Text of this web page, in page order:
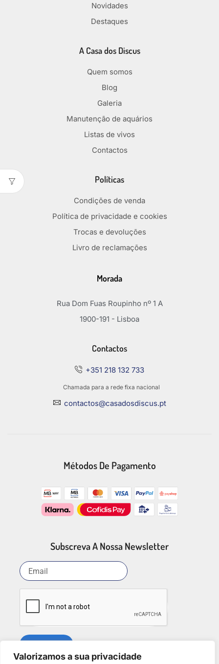
Valorizamos a sua privacidade
Novidades
Destaques
A Casa dos Discus
Quem somos
Blog
Galeria
Manutenção de aquários
Listas de vivos
Contactos
Políticas
Condições de venda
Política de privacidade e cookies
Trocas e devoluções
Livro de reclamações
Morada
Rua Dom Fuas Roupinho nº 1 A
1900-191 - Lisboa
Contactos
+351 218 132 733
Chamada para a rede fixa nacional
contactos@casadosdiscus.pt
Métodos De Pagamento
Subscreva A Nossa Newsletter